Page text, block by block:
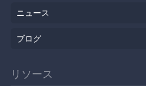
ニュース
ブログ
リソース